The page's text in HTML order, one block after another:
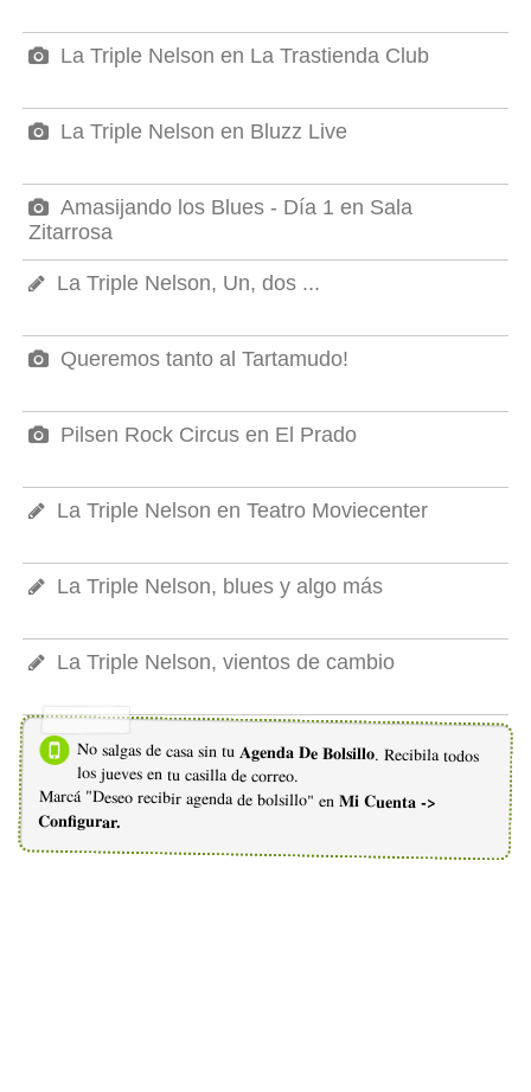
La Triple Nelson en La Trastienda Club
La Triple Nelson en Bluzz Live
Amasijando los Blues - Día 1 en Sala
Zitarrosa
La Triple Nelson, Un, dos ...
Queremos tanto al Tartamudo!
Pilsen Rock Circus en El Prado
La Triple Nelson en Teatro Moviecenter
La Triple Nelson, blues y algo más
La Triple Nelson, vientos de cambio
No salgas de casa sin tu Agenda De Bolsillo. Recibila todos
los jueves en tu casilla de correo.
Marcá "Deseo recibir agenda de bolsillo" en Mi Cuenta ->
Configurar.